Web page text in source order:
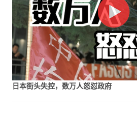
日本街头失控，数万人怒怼政府